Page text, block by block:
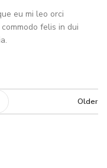
eu mi leo orci
felis in dui
Older